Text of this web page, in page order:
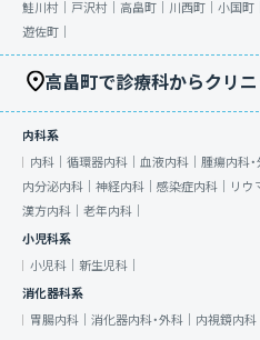
鮭川村｜ 戸沢村｜ 高畠町｜ 川西町｜ 小国町｜
遊佐町｜
高畠町で診療科からクリニ
内科系
内科｜ 循環器内科｜ 血液内科｜ 腫瘍内科・
内分泌内科｜ 神経内科｜ 感染症内科｜ リウ
漢方内科｜ 老年内科｜
小児科系
小児科｜ 新生児科｜
消化器科系
胃腸内科｜ 消化器内科・外科｜ 内視鏡内科